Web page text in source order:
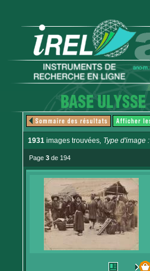
1931 images trouvées, Type d'image :
Page 3 de 194